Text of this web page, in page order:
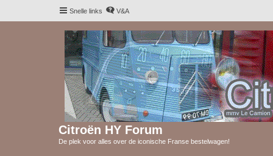
Snelle links V&A
Citroën HY Forum
De plek voor alles over de iconische Franse bestelwagen!